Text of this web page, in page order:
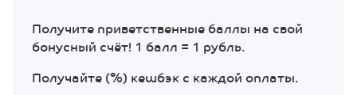
Получите приветственные баллы на свой
бонусный счёт! 1 балл = 1 рубль.
Получайте (%) кешбэк с каждой оплаты.